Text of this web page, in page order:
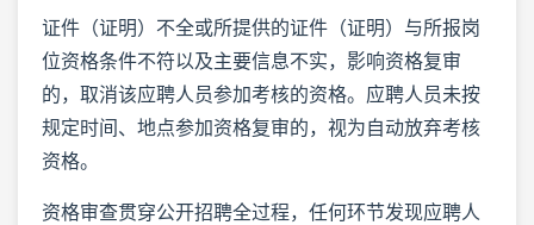
证件（证明）不全或所提供的证件（证明）与所报岗
位资格条件不符以及主要信息不实，影响资格复审
的，取消该应聘人员参加考核的资格。应聘人员未按
规定时间、地点参加资格复审的，视为自动放弃考核
资格。
资格审查贯穿公开招聘全过程，任何环节发现应聘人